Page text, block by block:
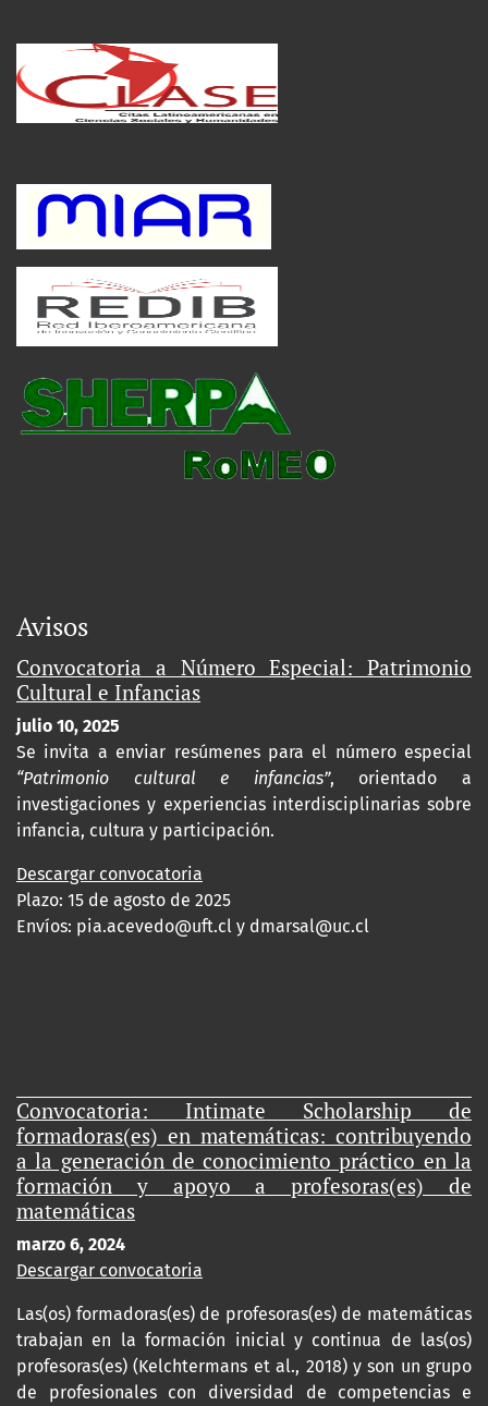
Avisos
Convocatoria a Número Especial: Patrimonio
Cultural e Infancias
julio 10, 2025
Se invita a enviar resúmenes para el número especial
“Patrimonio cultural e infancias”, orientado a
investigaciones y experiencias interdisciplinarias sobre
infancia, cultura y participación.
Descargar convocatoria
Plazo: 15 de agosto de 2025
Envíos: pia.acevedo@uft.cl y dmarsal@uc.cl
Convocatoria: Intimate Scholarship de
formadoras(es) en matemáticas: contribuyendo
a la generación de conocimiento práctico en la
formación y apoyo a profesoras(es) de
matemáticas
marzo 6, 2024
Descargar convocatoria
Las(os) formadoras(es) de profesoras(es) de matemáticas
trabajan en la formación inicial y continua de las(os)
profesoras(es) (Kelchtermans et al., 2018) y son un grupo
de profesionales con diversidad de competencias e